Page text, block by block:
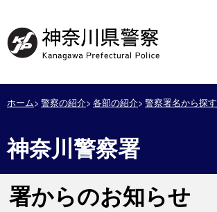
ホーム 警察の紹介 各部の紹介 警察署名から探す
神奈川警察署
署からのお知らせ